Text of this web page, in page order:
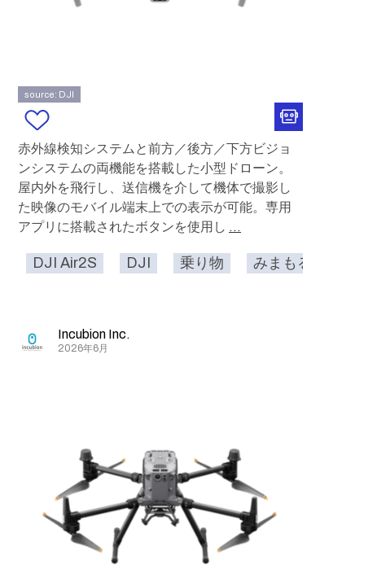
source: DJI
赤外線検知システムと前方／後方／下方ビジョ
ンシステムの両機能を搭載した小型ドローン。
屋内外を飛行し、送信機を介して機体で撮影し
た映像のモバイル端末上での表示が可能。専用
アプリに搭載されたボタンを使用し ...
DJI Air2S DJI 乗り物 みまもる
Incubion Inc.
2026年6月